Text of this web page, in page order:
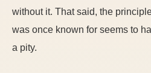
without it. That said, the
was once known for seems to
a pity.